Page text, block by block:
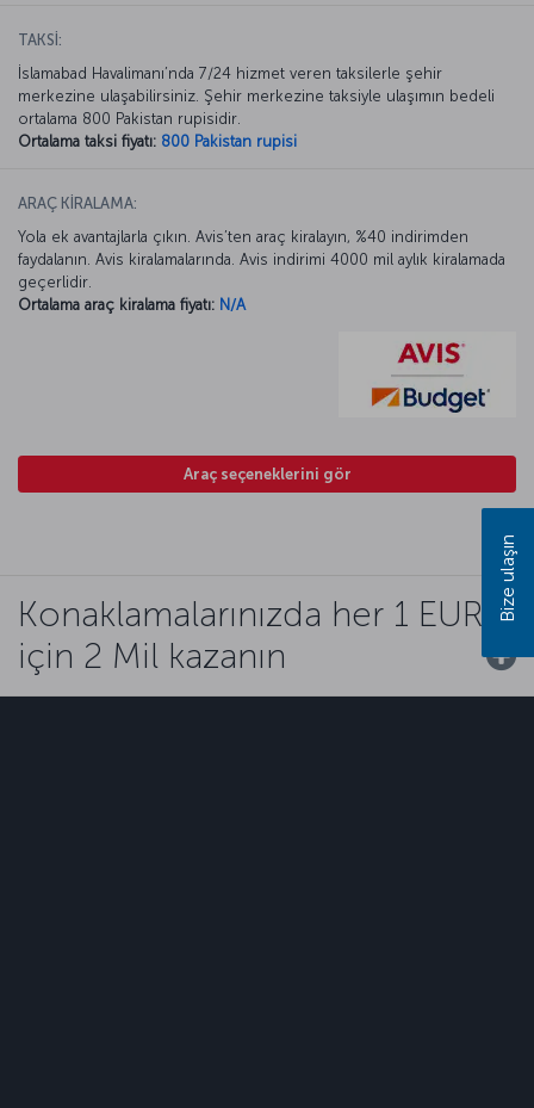
TAKSİ:
İslamabad Havalimanı’nda 7/24 hizmet veren taksilerle şehir
merkezine ulaşabilirsiniz. Şehir merkezine taksiyle ulaşımın bedeli
ortalama 800 Pakistan rupisidir.
Ortalama taksi fiyatı: 800 Pakistan rupisi
ARAÇ KİRALAMA:
Yola ek avantajlarla çıkın. Avis’ten araç kiralayın, %40 indirimden
faydalanın. Avis kiralamalarında. Avis indirimi 4000 mil aylık kiralamada
geçerlidir.
Ortalama araç kiralama fiyatı: N/A
Araç seçeneklerini gör
Konaklamalarınızda her 1 EUR
için 2 Mil kazanın
Bize ulaşın